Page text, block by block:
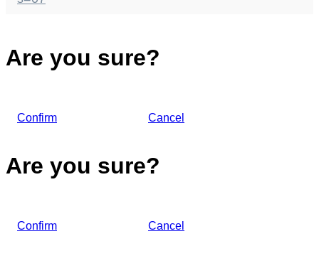
Are you sure?
Confirm Cancel
Are you sure?
Confirm Cancel